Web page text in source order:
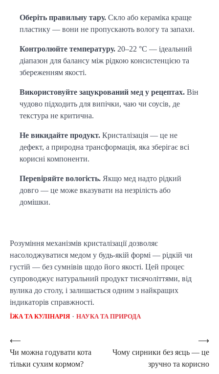
Оберіть правильну тару. Скло або кераміка краще
пластику — вони не пропускають вологу та запахи.
Контролюйте температуру. 20–22 °C — ідеальний
діапазон для балансу між рідкою консистенцією та
збереженням якості.
Використовуйте зацукрований мед у рецептах. Він
чудово підходить для випічки, чаю чи соусів, де
текстура не критична.
Не викидайте продукт. Кристалізація — це не
дефект, а природна трансформація, яка зберігає всі
корисні компоненти.
Перевіряйте вологість. Якщо мед надто рідкий
довго — це може вказувати на незрілість або
домішки.
Розуміння механізмів кристалізації дозволяє
насолоджуватися медом у будь-якій формі — рідкій чи
густій — без сумнівів щодо його якості. Цей процес
супроводжує натуральний продукт тисячоліттями, від
вулика до столу, і залишається одним з найкращих
індикаторів справжності.
ЇЖА ТА КУЛІНАРІЯ НАУКА ТА ПРИРОДА
Post
navigation
⟵
Чи можна годувати кота
тільки сухим кормом?
Чому сирники без яєць — це
зручно та корисно
⟶